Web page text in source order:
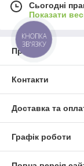
Сьогодні
Показати
Про нас
Контакти
Доставка та
Графік роботи
КНОПКА
ЗВ'ЯЗКУ